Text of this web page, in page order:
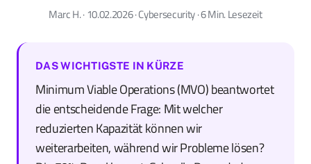
Marc H. · 10.02.2026 · Cybersecurity · 6 Min. Lesezeit
DAS WICHTIGSTE IN KÜRZE
Minimum Viable Operations (MVO) beantwortet
die entscheidende Frage: Mit welcher
reduzierten Kapazität können wir
weiterarbeiten, während wir Probleme lösen?